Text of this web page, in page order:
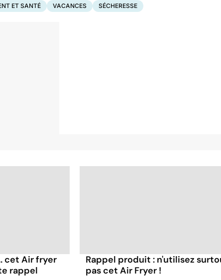
ET SANTÉ VACANCES SÉCHERESSE
cet Air fryer
rappel
Rappel produit : n'utilisez
pas cet Air Fryer !